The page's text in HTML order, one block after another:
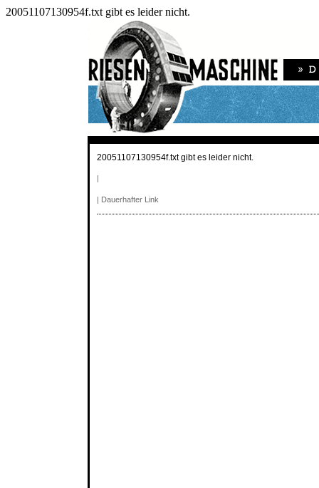
20051107130954f.txt gibt es leider nicht.
20051107130954f.txt gibt es leider nicht.
|
| Dauerhafter Link